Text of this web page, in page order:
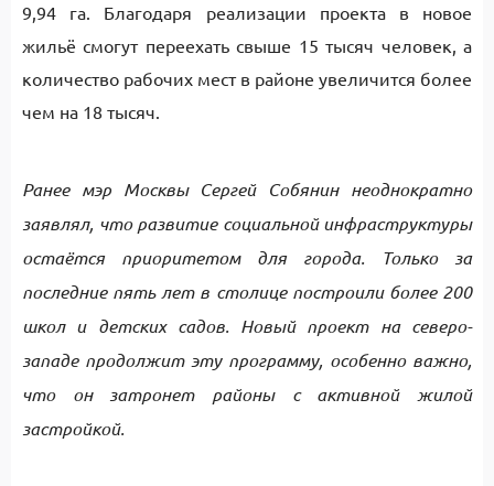
9,94 га. Благодаря реализации проекта в новое
жильё смогут переехать свыше 15 тысяч человек, а
количество рабочих мест в районе увеличится более
чем на 18 тысяч.
Ранее мэр Москвы Сергей Собянин неоднократно
заявлял, что развитие социальной инфраструктуры
остаётся приоритетом для города. Только за
последние пять лет в столице построили более 200
школ и детских садов. Новый проект на северо-
западе продолжит эту программу, особенно важно,
что он затронет районы с активной жилой
застройкой.